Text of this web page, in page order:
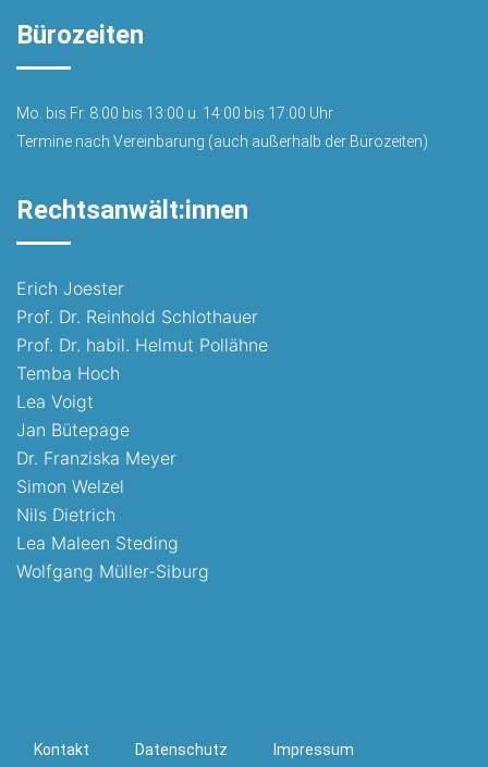
Bürozeiten
Mo. bis Fr. 8:00 bis 13:00 u. 14:00 bis 17:00 Uhr
Termine nach Vereinbarung (auch außerhalb der Bürozeiten)
Rechtsanwält:innen
Erich Joester
Prof. Dr. Reinhold Schlothauer
Prof. Dr. habil. Helmut Pollähne
Temba Hoch
Lea Voigt
Jan Bütepage
Dr. Franziska Meyer
Simon Welzel
Nils Dietrich
Lea Maleen Steding
Wolfgang Müller-Siburg
Kontakt Datenschutz Impressum